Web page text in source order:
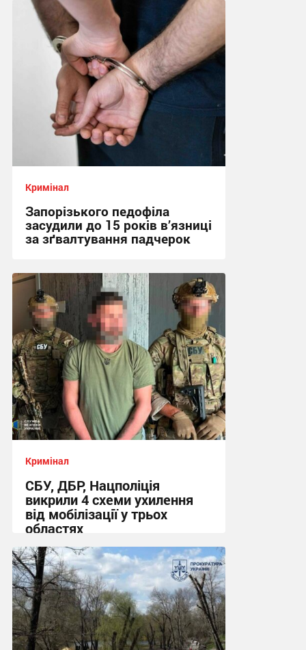
Кримінал
Запорізького педофіла
засудили до 15 років в’язниці
за зґвалтування падчерок
21:49 вчора
Кримінал
СБУ, ДБР, Нацполіція
викрили 4 схеми ухилення
від мобілізації у трьох
областях
13:48 вчора